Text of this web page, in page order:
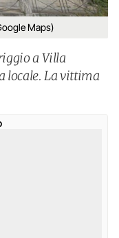
Maps)
a Villa
locale. La vittima